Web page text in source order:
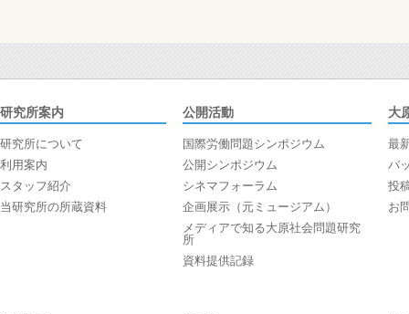
研究所案内
研究所について
利用案内
スタッフ紹介
当研究所の所蔵資料
公開活動
国際労働問題シンポジウム
公開シンポジウム
シネマフォーラム
企画展示（元ミュージアム）
メディアで知る大原社会問題研究
所
資料提供記録
大
最
バ
投
お